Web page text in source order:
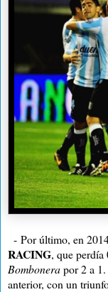
- Por último, en
RACING, que perdía
Bombonerapor 2 a
anterior, con un